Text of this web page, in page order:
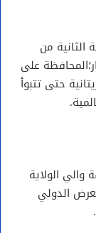
من
على
حتى تتبوأ
والي الولاية
الدولي